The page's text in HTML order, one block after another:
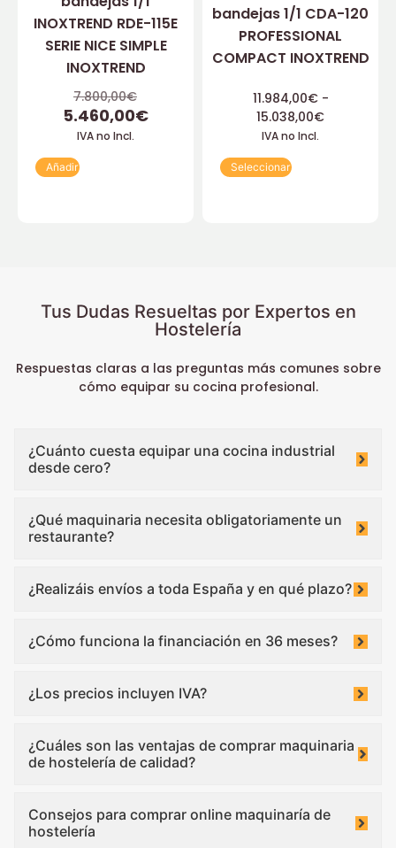
INOXTREND RDE-115E
SERIE NICE SIMPLE
INOXTREND
7.800,00€
5.460,00€
IVA no Incl.
Añadir
bandejas 1/1 CDA-120
PROFESSIONAL
COMPACT INOXTREND
11.984,00€ -
15.038,00€
IVA no Incl.
Seleccionar
Tus Dudas Resueltas por Expertos en
Hostelería
Respuestas claras a las preguntas más comunes sobre
cómo equipar su cocina profesional.
¿Cuánto cuesta equipar una cocina industrial
desde cero?
¿Qué maquinaria necesita obligatoriamente un
restaurante?
¿Realizáis envíos a toda España y en qué plazo?
¿Cómo funciona la financiación en 36 meses?
¿Los precios incluyen IVA?
¿Cuáles son las ventajas de comprar maquinaria
de hostelería de calidad?
Consejos para comprar online maquinaría de
hostelería